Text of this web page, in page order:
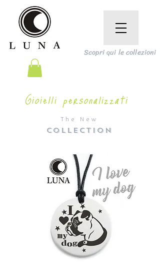
The New
COLLECTION
Scopri qui le collezioni
Gioielli personalizzati